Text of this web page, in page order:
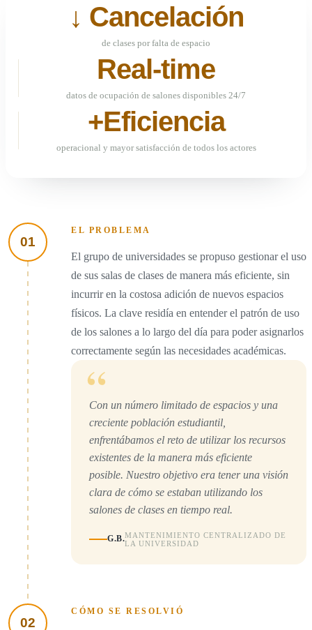
↓ Cancelación
de clases por falta de espacio
Real-time
datos de ocupación de salones disponibles 24/7
+Eficiencia
operacional y mayor satisfacción de todos los actores
01
EL PROBLEMA
El grupo de universidades se propuso gestionar el uso
de sus salas de clases de manera más eficiente, sin
incurrir en la costosa adición de nuevos espacios
físicos. La clave residía en entender el patrón de uso
de los salones a lo largo del día para poder asignarlos
correctamente según las necesidades académicas.
“
Con un número limitado de espacios y una
creciente población estudiantil,
enfrentábamos el reto de utilizar los recursos
existentes de la manera más eficiente
posible. Nuestro objetivo era tener una visión
clara de cómo se estaban utilizando los
salones de clases en tiempo real.
G.B.MANTENIMIENTO CENTRALIZADO DE
LA UNIVERSIDAD
02
CÓMO SE RESOLVIÓ